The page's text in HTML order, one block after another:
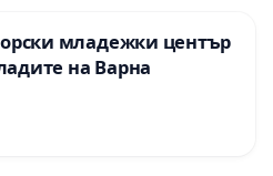
младежки център
на Варна